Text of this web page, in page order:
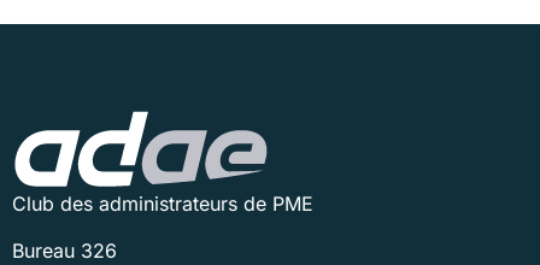
Club des administrateurs de PME
Bureau 326